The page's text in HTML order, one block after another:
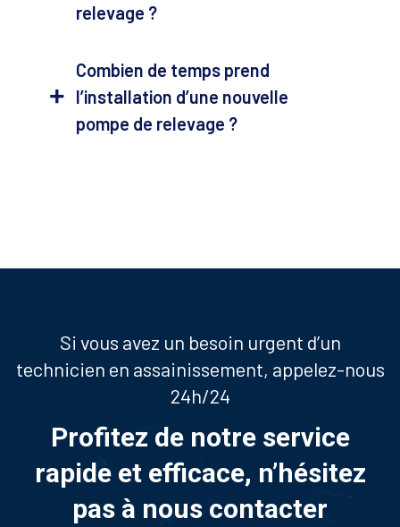
relevage ?
Combien de temps prend
l’installation d’une nouvelle
pompe de relevage ?
Si vous avez un besoin urgent d’un
technicien en assainissement, appelez-nous
24h/24
Profitez de notre service
rapide et efficace, n’hésitez
pas à nous contacter